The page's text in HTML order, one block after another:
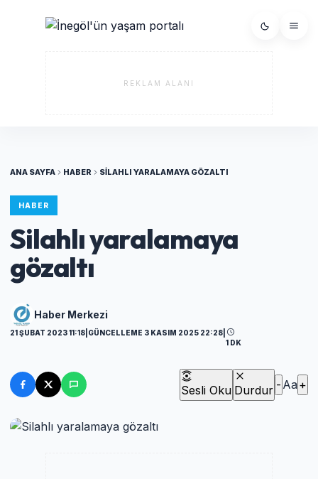
REKLAM ALANI
ANA SAYFA HABER SILAHLI YARALAMAYA GÖZALTI
HABER
Silahlı yaralamaya
gözaltı
Haber Merkezi
21 ŞUBAT 2023 11:18 GÜNCELLEME 3 KASIM 2025 22:28
1 DK
Sesli Oku Durdur - Aa+